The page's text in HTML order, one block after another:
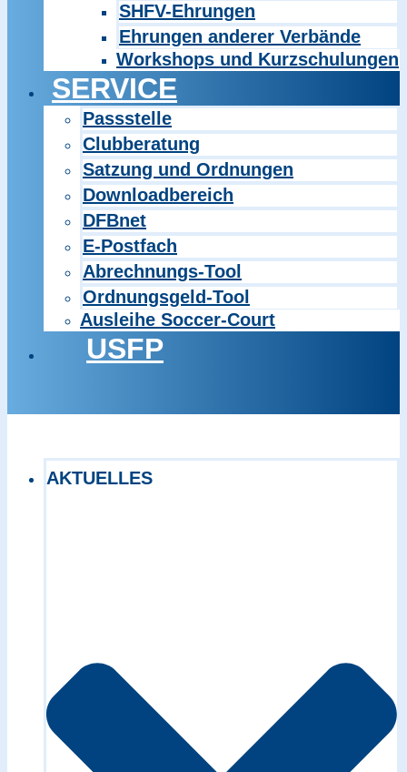
SHFV-Ehrungen
Ehrungen anderer Verbände
Workshops und Kurzschulungen
SERVICE
Passstelle
Clubberatung
Satzung und Ordnungen
Downloadbereich
DFBnet
E-Postfach
Abrechnungs-Tool
Ordnungsgeld-Tool
Ausleihe Soccer-Court
USFP
AKTUELLES
Exact matches only